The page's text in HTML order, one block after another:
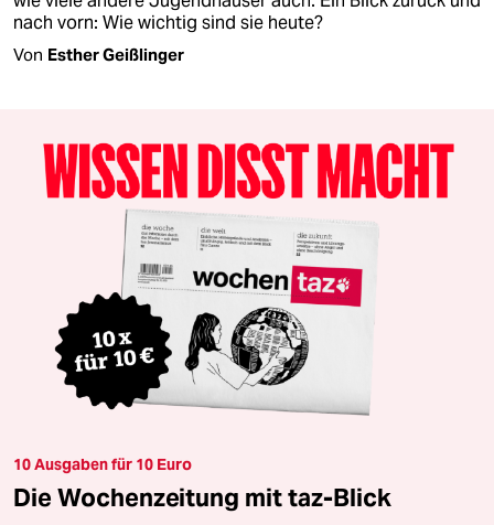
nach vorn: Wie wichtig sind sie heute?
Von Esther Geißlinger
10 Ausgaben für 10 Euro
Die Wochenzeitung mit taz-Blick